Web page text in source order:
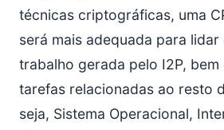
internet comum?
Acho que encontrei um bug,
Tenho uma pergunta!
técnicas criptográficas, uma
será mais adequada para
trabalho gerada pelo I2P,
tarefas relacionadas ao resto
seja, Sistema Operacional,